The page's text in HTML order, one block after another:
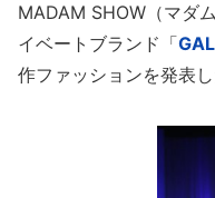
MADAM SHOW（マダ
イベートブランド「
作ファッションを発表